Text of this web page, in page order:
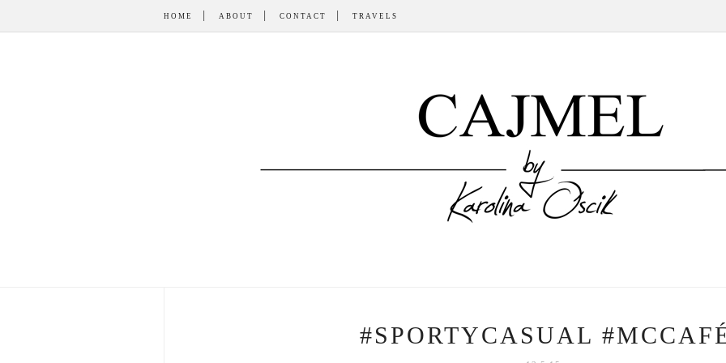
HOME ABOUT CONTACT TRAVELS
#SPORTYCASUAL